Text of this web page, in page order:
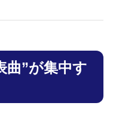
曲”が集中す